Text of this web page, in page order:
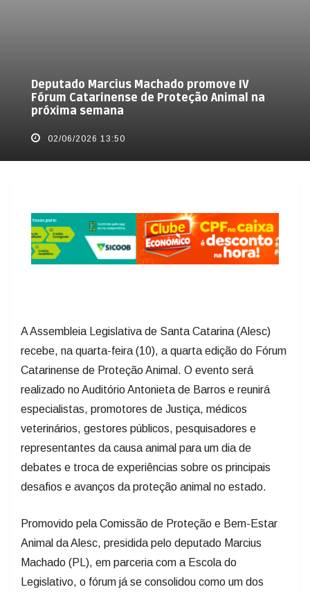
Deputado Marcius Machado promove IV
Fórum Catarinense de Proteção Animal na
próxima semana
02/06/2026 13:50
A Assembleia Legislativa de Santa Catarina (Alesc)
recebe, na quarta-feira (10), a quarta edição do Fórum
Catarinense de Proteção Animal. O evento será
realizado no Auditório Antonieta de Barros e reunirá
especialistas, promotores de Justiça, médicos
veterinários, gestores públicos, pesquisadores e
representantes da causa animal para um dia de
debates e troca de experiências sobre os principais
desafios e avanços da proteção animal no estado.
Promovido pela Comissão de Proteção e Bem-Estar
Animal da Alesc, presidida pelo deputado Marcius
Machado (PL), em parceria com a Escola do
Legislativo, o fórum já se consolidou como um dos